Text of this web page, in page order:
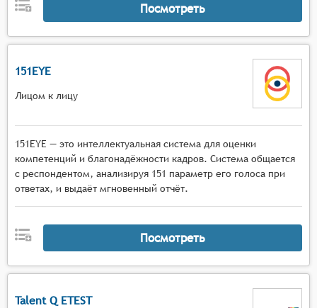
Посмотреть
151EYE
Лицом к лицу
151EYE — это интеллектуальная система для оценки
компетенций и благонадёжности кадров. Система общается
с респондентом, анализируя 151 параметр его голоса при
ответах, и выдаёт мгновенный отчёт.
Посмотреть
Talent Q ETEST